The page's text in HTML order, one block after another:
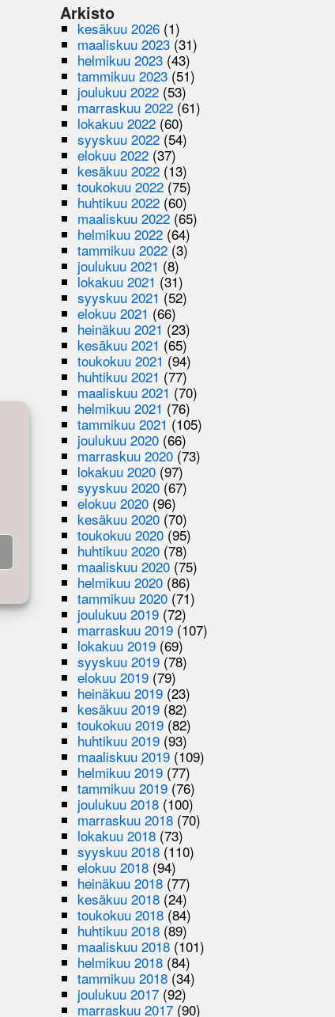
Arkisto
kesäkuu 2026 (1)
maaliskuu 2023 (31)
helmikuu 2023 (43)
tammikuu 2023(51)
joulukuu 2022 (53)
marraskuu 2022 (61)
lokakuu 2022 (60)
syyskuu 2022(54)
elokuu 2022 (37)
kesäkuu 2022 (13)
toukokuu 2022(75)
huhtikuu 2022 (60)
maaliskuu 2022 (65)
helmikuu 2022 (64)
tammikuu 2022(3)
joulukuu 2021 (8)
lokakuu 2021 (31)
syyskuu 2021 (52)
elokuu 2021 (66)
heinäkuu 2021 (23)
kesäkuu 2021 (65)
toukokuu 2021 (94)
huhtikuu 2021 (77)
maaliskuu 2021 (70)
helmikuu 2021 (76)
tammikuu 2021 (105)
joulukuu 2020 (66)
marraskuu 2020 (73)
lokakuu 2020 (97)
syyskuu 2020(67)
elokuu 2020 (96)
kesäkuu 2020 (70)
toukokuu 2020(95)
huhtikuu 2020 (78)
maaliskuu 2020 (75)
helmikuu 2020 (86)
tammikuu 2020(71)
joulukuu 2019 (72)
marraskuu 2019 (107)
lokakuu 2019 (69)
syyskuu 2019(78)
elokuu 2019 (79)
heinäkuu 2019 (23)
kesäkuu 2019 (82)
toukokuu 2019(82)
huhtikuu 2019 (93)
maaliskuu 2019 (109)
helmikuu 2019 (77)
tammikuu 2019(76)
joulukuu 2018 (100)
marraskuu 2018 (70)
lokakuu 2018 (73)
syyskuu 2018(110)
elokuu 2018 (94)
heinäkuu 2018 (77)
kesäkuu 2018 (24)
toukokuu 2018(84)
huhtikuu 2018 (89)
maaliskuu 2018 (101)
helmikuu 2018 (84)
tammikuu 2018(34)
joulukuu 2017 (92)
marraskuu 2017 (90)